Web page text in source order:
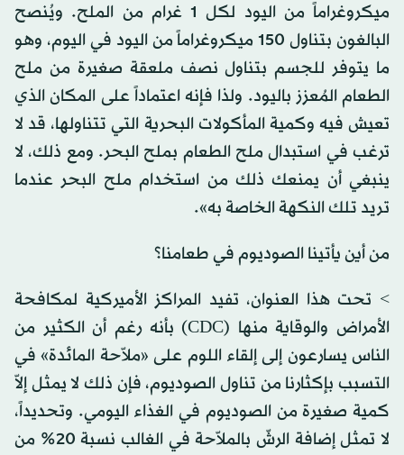
ميكروغراماً من اليود لكل 1 غرام من الملح. ويُنصح
البالغون بتناول 150 ميكروغراماً من اليود في اليوم، وهو
ما يتوفر للجسم بتناول نصف ملعقة صغيرة من ملح
الطعام المُعزز باليود. ولذا فإنه اعتماداً على المكان الذي
تعيش فيه وكمية المأكولات البحرية التي تتناولها، قد لا
ترغب في استبدال ملح الطعام بملح البحر. ومع ذلك، لا
ينبغي أن يمنعك ذلك من استخدام ملح البحر عندما
تريد تلك النكهة الخاصة به».
من أين يأتينا الصوديوم في طعامنا؟
> تحت هذا العنوان، تفيد المراكز الأميركية لمكافحة
الأمراض والوقاية منها (CDC) بأنه رغم أن الكثير من
الناس يسارعون إلى إلقاء اللوم على «ملاّحة المائدة» في
التسبب بإكثارنا من تناول الصوديوم، فإن ذلك لا يمثل إلاّ
كمية صغيرة من الصوديوم في الغذاء اليومي. وتحديداً،
لا تمثل إضافة الرشّ بالملاّحة في الغالب نسبة 20% من